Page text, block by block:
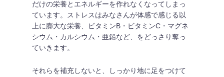
だけの栄養とエネルギーを作れなくなってしまっ
ています。ストレスはみなさんが体感で感じる以
上に膨大な栄養、ビタミンB・ビタミンC・マグネ
シウム・カルシウム・亜鉛など、をどっさり奪っ
ていきます。
それらを補充しないと、しっかり地に足をつけて